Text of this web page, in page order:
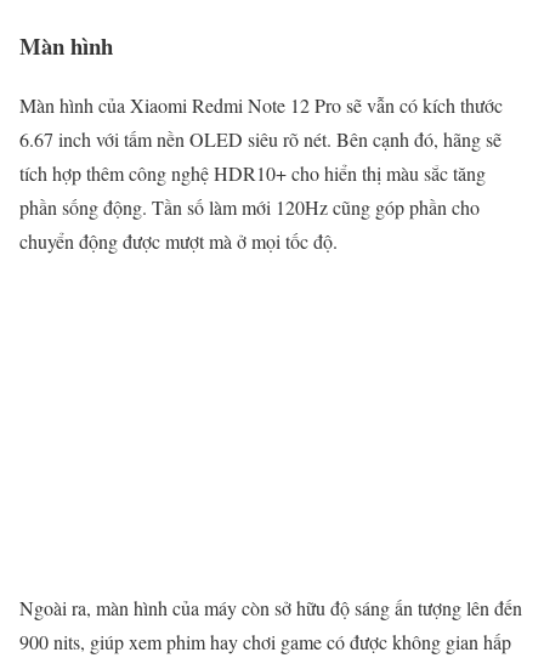
Màn hình
Màn hình của Xiaomi Redmi Note 12 Pro sẽ vẫn có kích thước
6.67 inch với tấm nền OLED siêu rõ nét. Bên cạnh đó, hãng sẽ
tích hợp thêm công nghệ HDR10+ cho hiển thị màu sắc tăng
phần sống động. Tần số làm mới 120Hz cũng góp phần cho
chuyển động được mượt mà ở mọi tốc độ.
Ngoài ra, màn hình của máy còn sở hữu độ sáng ấn tượng lên đến
900 nits, giúp xem phim hay chơi game có được không gian hấp